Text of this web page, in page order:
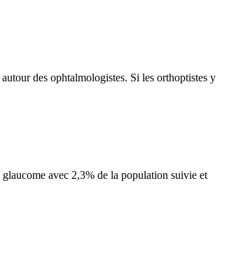
des ophtalmologistes. Si les orthoptistes y
avec 2,3% de la population suivie et